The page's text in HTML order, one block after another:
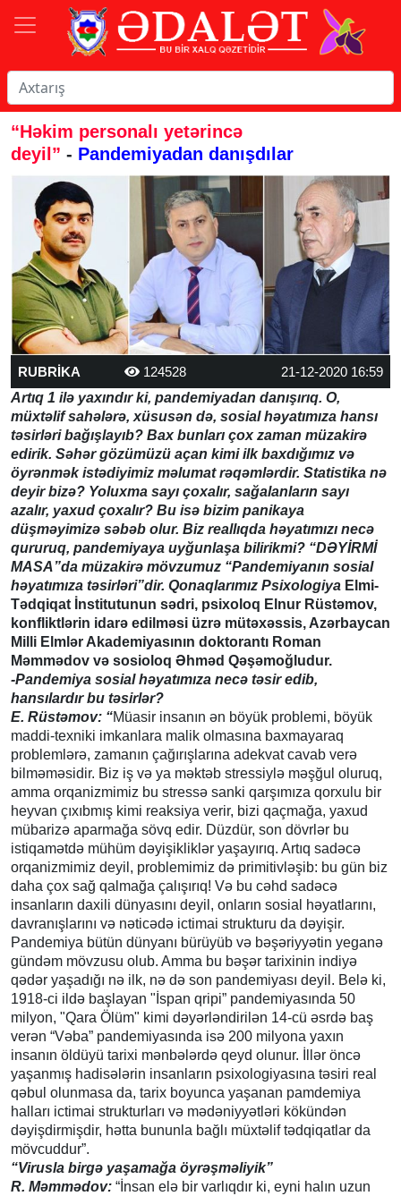
“Həkim personalı yetərincə
deyil” - Pandemiyadan danışdılar
RUBRİKA 124528
21-12-2020 16:59
Artıq 1 ilə yaxındır ki, pandemiyadan danışırıq. O,
müxtəlif sahələrə, xüsusən də, sosial həyatımıza hansı
təsirləri bağışlayıb? Bax bunları çox zaman müzakirə
edirik. Səhər gözümüzü açan kimi ilk baxdığımız və
öyrənmək istədiyimiz məlumat rəqəmlərdir. Statistika nə
deyir bizə? Yoluxma sayı çoxalır, sağalanların sayı
azalır, yaxud çoxalır? Bu isə bizim panikaya
düşməyimizə səbəb olur. Biz reallıqda həyatımızı necə
qururuq, pandemiyaya uyğunlaşa bilirikmi? “DƏYİRMİ
MASA”da müzakirə mövzumuz “Pandemiyanın sosial
həyatımıza təsirləri”dir. Qonaqlarımız Psixologiya Elmi-
Tədqiqat İnstitutunun sədri, psixoloq Elnur Rüstəmov,
konfliktlərin idarə edilməsi üzrə mütəxəssis, Azərbaycan
Milli Elmlər Akademiyasının doktorantı Roman
Məmmədov və sosioloq Əhməd Qəşəmoğludur.
-Pandemiya sosial həyatımıza necə təsir edib,
hansılardır bu təsirlər?
E. Rüstəmov: “Müasir insanın ən böyük problemi, böyük
maddi-texniki imkanlara malik olmasına baxmayaraq
problemlərə, zamanın çağırışlarına adekvat cavab verə
bilməməsidir. Biz iş və ya məktəb stressiylə məşğul oluruq,
amma orqanizmimiz bu stressə sanki qarşımıza qorxulu bir
heyvan çıxıbmış kimi reaksiya verir, bizi qaçmağa, yaxud
mübarizə aparmağa sövq edir. Düzdür, son dövrlər bu
istiqamətdə mühüm dəyişikliklər yaşayırıq. Artıq sadəcə
orqanizmimiz deyil, problemimiz də primitivləşib: bu gün biz
daha çox sağ qalmağa çalışırıq! Və bu cəhd sadəcə
insanların daxili dünyasını deyil, onların sosial həyatlarını,
davranışlarını və nəticədə ictimai strukturu da dəyişir.
Pandemiya bütün dünyanı bürüyüb və bəşəriyyətin yeganə
gündəm mövzusu olub. Amma bu bəşər tarixinin indiyə
qədər yaşadığı nə ilk, nə də son pandemiyası deyil. Belə ki,
1918-ci ildə başlayan "İspan qripi” pandemiyasında 50
milyon, "Qara Ölüm" kimi dəyərləndirilən 14-cü əsrdə baş
verən “Vəba” pandemiyasında isə 200 milyona yaxın
insanın öldüyü tarixi mənbələrdə qeyd olunur. İllər öncə
yaşanmış hadisələrin insanların psixologiyasına təsiri real
qəbul olunmasa da, tarix boyunca yaşanan pamdemiya
halları ictimai strukturları və mədəniyyətləri kökündən
dəyişdirmişdir, hətta bununla bağlı müxtəlif tədqiqatlar da
mövcuddur”.
“Virusla birgə yaşamağa öyrəşməliyik”
R. Məmmədov: “İnsan elə bir varlıqdır ki, eyni halın uzun